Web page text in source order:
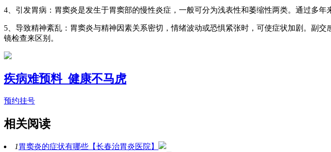
4、引发胃病：胃窦炎是发生于胃窦部的慢性炎症，一般可分为浅表性和萎缩性两类。通过多
5、导致精神紊乱：胃窦炎与精神因素关系密切，情绪波动或恐惧紧张时，可使症状加剧。副
镜检查来区别。
疾病难预料 健康不马虎
预约挂号
相关阅读
1 胃窦炎的症状有哪些【长春治胃炎医院】